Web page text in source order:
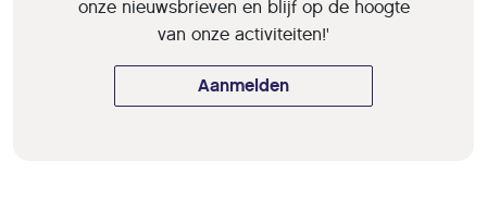
onze nieuwsbrieven en blijf op de hoogte
van onze activiteiten!'
Aanmelden